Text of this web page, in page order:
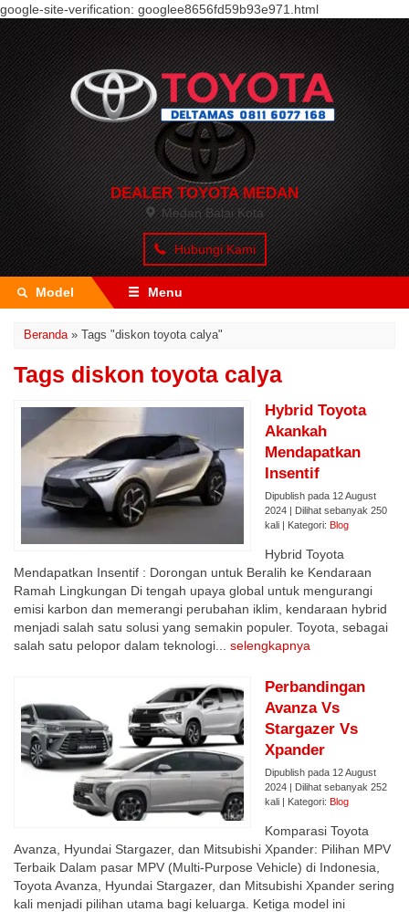
google-site-verification: googlee8656fd59b93e971.html
DEALER TOYOTA MEDAN
Medan Balai Kota
Hubungi Kami
Model Menu
Beranda» Tags "diskon toyota calya"
Tags diskon toyota calya
Hybrid Toyota
Akankah
Mendapatkan
Insentif
Dipublish pada 12 August
2024 | Dilihat sebanyak 250
kali | Kategori: Blog
Hybrid Toyota
Mendapatkan Insentif : Dorongan untuk Beralih ke Kendaraan
Ramah Lingkungan Di tengah upaya global untuk mengurangi
emisi karbon dan memerangi perubahan iklim, kendaraan hybrid
menjadi salah satu solusi yang semakin populer. Toyota, sebagai
salah satu pelopor dalam teknologi... selengkapnya
Perbandingan
Avanza Vs
Stargazer Vs
Xpander
Dipublish pada 12 August
2024 | Dilihat sebanyak 252
kali | Kategori: Blog
Komparasi Toyota
Avanza, Hyundai Stargazer, dan Mitsubishi Xpander: Pilihan MPV
Terbaik Dalam pasar MPV (Multi-Purpose Vehicle) di Indonesia,
Toyota Avanza, Hyundai Stargazer, dan Mitsubishi Xpander sering
kali menjadi pilihan utama bagi keluarga. Ketiga model ini